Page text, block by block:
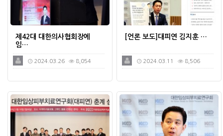
제42대 대한의사협회장에
임…
2024.03.26 8,054
[언론 보도]대피연 김지훈 …
2024.03.11 8,506